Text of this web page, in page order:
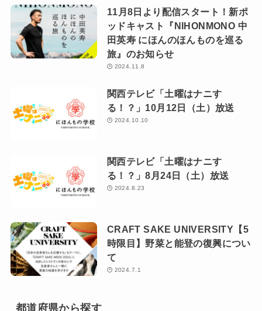
11月8日より配信スタート！新ポ
ッドキャスト『NIHONMONO 中
田英寿 にほんのほんものを巡る
旅』のお知らせ
2024.11.8
関西テレビ「土曜はナニす
る！？」10月12日（土）放送
2024.10.10
関西テレビ「土曜はナニす
る！？」8月24日（土）放送
2024.8.23
CRAFT SAKE UNIVERSITY【5
時限目】野菜と能登の復興につい
て
2024.7.1
都道府県から探す